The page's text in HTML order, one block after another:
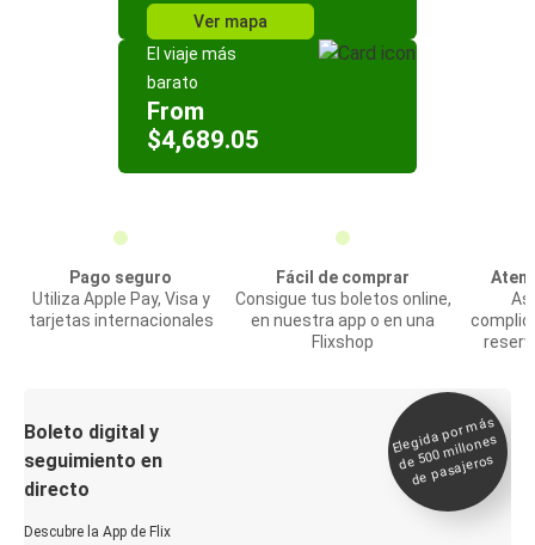
Ver mapa
El viaje más
barato
From
$4,689.05
Pago seguro
Utiliza Apple Pay, Visa y
tarjetas internacionales
Fácil de comprar
Consigue tus boletos online,
en nuestra app o en una
Flixshop
Boleto digital y
seguimiento en
directo
Descubre la App de Flix
Elegida por
más
de 500
millones
de pasajeros